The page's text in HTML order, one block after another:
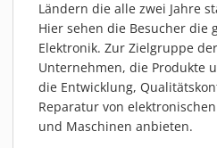
ÜBER UNS
VISION, MISSION, WERTE
NACHHALTIGKEIT
HISTORIE
LEISTUNGEN
Ländern die alle zwei Jahre
Hier sehen die Besucher die
Elektronik. Zur Zielgruppe
Unternehmen, die Produkte
die Entwicklung,
Reparatur von
und Maschinen anbieten.